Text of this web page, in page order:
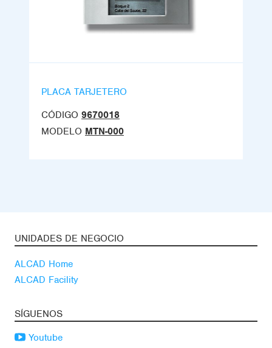
PLACA TARJETERO
CÓDIGO 9670018
MODELO MTN-000
UNIDADES DE NEGOCIO
ALCAD Home
ALCAD Facility
SÍGUENOS
Youtube